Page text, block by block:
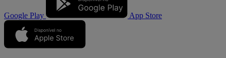
Google Play App Store